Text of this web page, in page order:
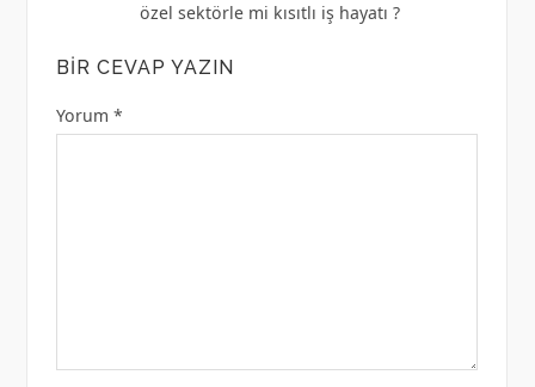
özel sektörle mi kısıtlı iş hayatı ?
BIR CEVAP YAZIN
Yorum *